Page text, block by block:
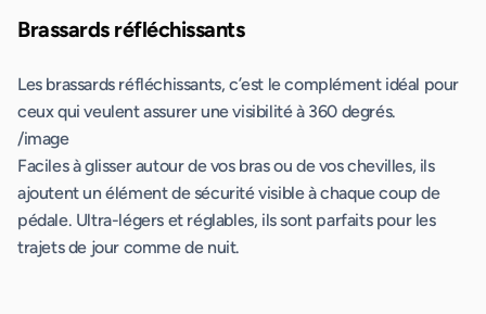
Brassards réfléchissants
Les brassards réfléchissants, c’est le complément idéal pour
ceux qui veulent assurer une visibilité à 360 degrés.
/image
Faciles à glisser autour de vos bras ou de vos chevilles, ils
ajoutent un élément de sécurité visible à chaque coup de
pédale. Ultra-légers et réglables, ils sont parfaits pour les
trajets de jour comme de nuit.